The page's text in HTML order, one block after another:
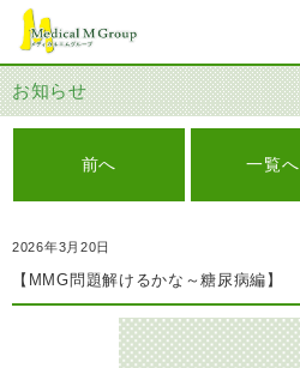
お知らせ
前へ 一覧へ
2026年3月20日
【MMG問題解けるかな～糖尿病編】